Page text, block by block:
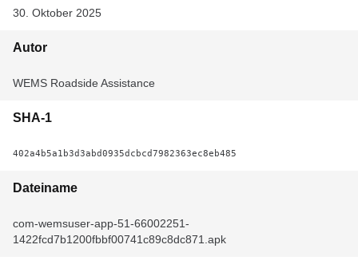
30. Oktober 2025
Autor
WEMS Roadside Assistance
SHA-1
402a4b5a1b3d3abd0935dcbcd7982363ec8eb485
Dateiname
com-wemsuser-app-51-66002251-
1422fcd7b1200fbbf00741c89c8dc871.apk